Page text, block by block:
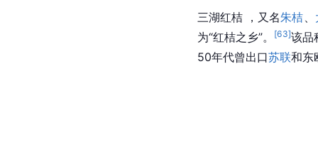
三湖红桔 ，又名朱桔
为“红桔之乡”。
[63]该品
50年代曾出口苏联和东